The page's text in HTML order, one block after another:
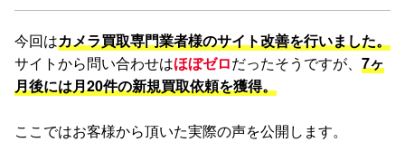
今回はカメラ買取専門業者様のサイト改善を行いました。
サイトから問い合わせはほぼゼロだったそうですが、 7ヶ
月後には月20件の新規買取依頼を獲得。
ここではお客様から頂いた実際の声を公開します。